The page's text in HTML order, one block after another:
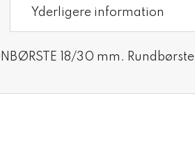
Yderligere information
18/30 mm. Rundbørste